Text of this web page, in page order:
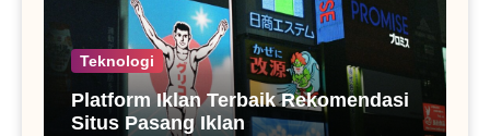
Teknologi
Platform Iklan Terbaik Rekomendasi
Situs Pasang Iklan